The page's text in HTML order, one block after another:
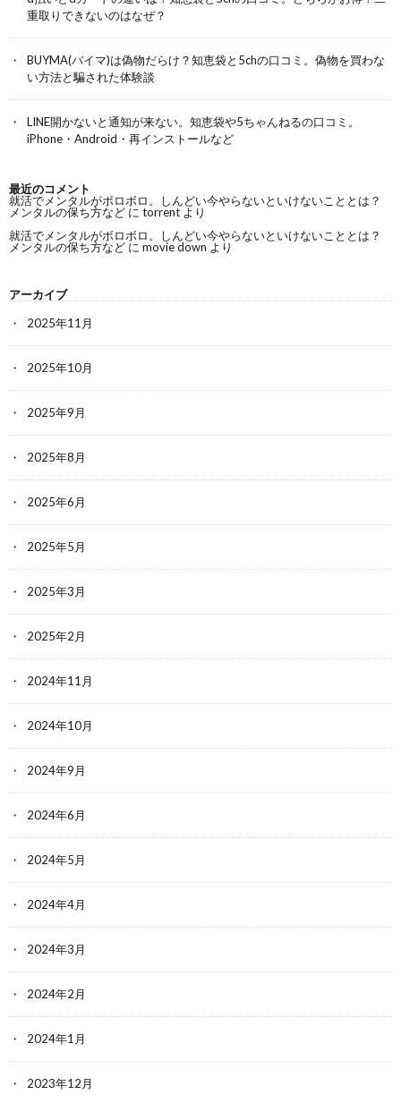
重取りできないのはなぜ？
BUYMA(バイマ)は偽物だらけ？知恵袋と5chの口コミ。偽物を買わな
い方法と騙された体験談
LINE開かないと通知が来ない。知恵袋や5ちゃんねるの口コミ。
iPhone・Android・再インストールなど
最近のコメント
就活でメンタルがボロボロ。しんどい今やらないといけないこととは？
メンタルの保ち方など に torrentより
就活でメンタルがボロボロ。しんどい今やらないといけないこととは？
メンタルの保ち方など に movie down より
アーカイブ
2025年11月
2025年10月
2025年9月
2025年8月
2025年6月
2025年5月
2025年3月
2025年2月
2024年11月
2024年10月
2024年9月
2024年6月
2024年5月
2024年4月
2024年3月
2024年2月
2024年1月
2023年12月